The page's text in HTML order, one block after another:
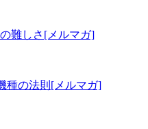
難しさ [メルマガ]
種の法則 [メルマガ]